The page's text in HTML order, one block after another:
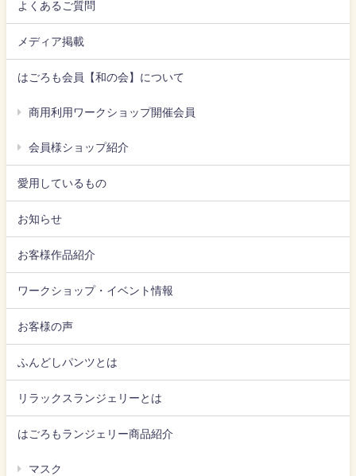
よくあるご質問
メディア掲載
はごろも会員【和の会】について
商用利用ワークショップ開催会員
会員様ショップ紹介
愛用しているもの
お知らせ
お客様作品紹介
ワークショップ・イベント情報
お客様の声
ふんどしパンツとは
リラックスランジェリーとは
はごろもランジェリー商品紹介
マスク